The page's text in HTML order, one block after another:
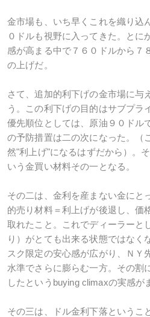
金市場も、いち早くこれを織り込
０ドルも視野に入ってきた。とに
感が高まる中で７６０ドルから７
の上げだ。
さて、追加的利下げの金市場に与
う。この利下げの目的はサブプラ
優先順位としては、原油９０ドル
の予防措置は二の次になった。（
然"利上げ"になるはずだから）。
いう金買い材料その一となる。
その二は、金利を産まない金にと
的売り材料＝利上げが後退し、価
取れたこと。これでディーラーと
り）がとても出来る状態ではなく
スク限定の安心感が広がり、ＮＹ
水準でさらに膨らむ一方。その割
したというbuying climaxの実感が
その三は、ドル金利下落というこ